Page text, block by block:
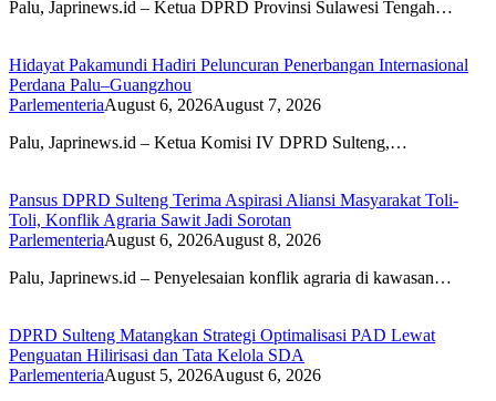
Palu, Japrinews.id – Ketua DPRD Provinsi Sulawesi Tengah…
Hidayat Pakamundi Hadiri Peluncuran Penerbangan Internasional
Perdana Palu–Guangzhou
ParlementeriaAugust 6, 2026August 7, 2026
Palu, Japrinews.id – Ketua Komisi IV DPRD Sulteng,…
Pansus DPRD Sulteng Terima Aspirasi Aliansi Masyarakat Toli-
Toli, Konflik Agraria Sawit Jadi Sorotan
ParlementeriaAugust 6, 2026August 8, 2026
Palu, Japrinews.id – Penyelesaian konflik agraria di kawasan…
DPRD Sulteng Matangkan Strategi Optimalisasi PAD Lewat
Penguatan Hilirisasi dan Tata Kelola SDA
ParlementeriaAugust 5, 2026August 6, 2026